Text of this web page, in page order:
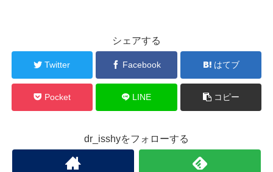
シェアする
Twitter Facebook はてブ
Pocket LINE コピー
dr_isshyをフォローする